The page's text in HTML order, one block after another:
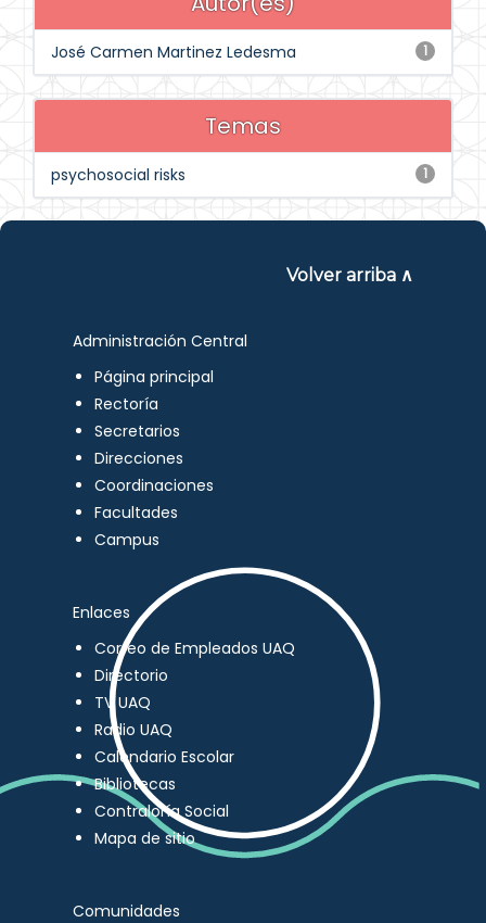
1
José Carmen Martinez Ledesma
Temas
1
psychosocial risks
Volver arriba ∧
Administración Central
Página principal
Rectoría
Secretarios
Direcciones
Coordinaciones
Facultades
Campus
Enlaces
Correo de Empleados UAQ
Directorio
TV UAQ
Radio UAQ
Calendario Escolar
Bibliotecas
Contraloría Social
Mapa de sitio
Comunidades